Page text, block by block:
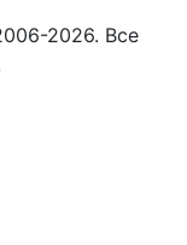
2026. Все